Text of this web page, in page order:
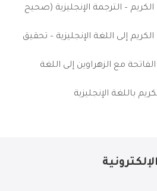
– الترجمة الإنجليزية (صحيح
إلى اللغة الإنجليزية – تحقيق
مع الزهراوين إلى اللغة
باللغة الإنجليزية